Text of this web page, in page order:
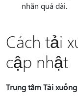
nhãn quá dài.
Cách tải
cập nhật
Trung tâm Tải xuống